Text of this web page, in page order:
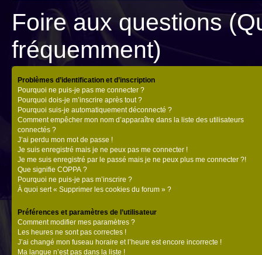
Foire aux questions
fréquemment)
Problèmes d’identification et d’inscription
Pourquoi ne puis-je pas me connecter ?
Pourquoi dois-je m’inscrire après tout ?
Pourquoi suis-je automatiquement déconnecté ?
Comment empêcher mon nom d’apparaître dans la liste des utilisateurs
connectés ?
J’ai perdu mon mot de passe !
Je suis enregistré mais je ne peux pas me connecter !
Je me suis enregistré par le passé mais je ne peux plus me connecter ?!
Que signifie COPPA ?
Pourquoi ne puis-je pas m’inscrire ?
À quoi sert « Supprimer les cookies du forum » ?
Préférences et paramètres de l’utilisateur
Comment modifier mes paramètres ?
Les heures ne sont pas correctes !
J’ai changé mon fuseau horaire et l’heure est encore incorrecte !
Ma langue n’est pas dans la liste !